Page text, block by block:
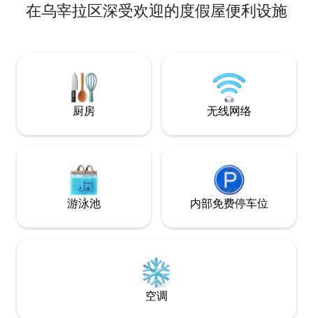
在乌宰拉区深受欢迎的度假屋便利设施
厨房 无线网络
游泳池 内部免费停车位
空调